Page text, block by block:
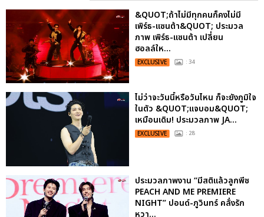
&QUOT;ถ้าไม่มีทุกคนก็คงไม่มี
เพิร์ธ-แซนต้า&QUOT; ประมวล
ภาพ เพิร์ธ-แซนต้า เปลี่ยน
ฮอลล์ให...
EXCLUSIVE : 34
ไม่ว่าจะวันนี้หรือวันไหน ก็จะยังภูมิใจ
ในตัว &QUOT;แจบอม&QUOT;
เหมือนเดิม! ประมวลภาพ JA...
EXCLUSIVE : 28
ประมวลภาพงาน “มีสติแล้วลูกพีช
PEACH AND ME PREMIERE
NIGHT” ปอนด์-ภูวินทร์ คลั่งรัก
หวา...